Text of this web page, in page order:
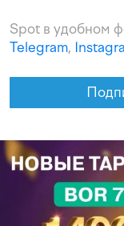
Spot в удобном
Telegram,